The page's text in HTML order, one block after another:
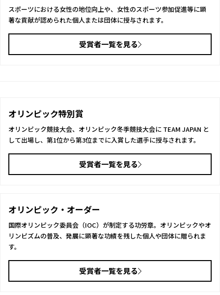
スポーツにおける女性の地位向上や、女性のスポーツ参加促進等に顕
著な貢献が認められた個人または団体に授与されます。
受賞者一覧を見る
オリンピック特別賞
オリンピック競技大会、オリンピック冬季競技大会に TEAM JAPAN と
して出場し、第1位から第3位までに入賞した選手に授与されます。
受賞者一覧を見る
オリンピック・オーダー
国際オリンピック委員会（IOC）が制定する功労章。オリンピックやオ
リンピズムの普及、発展に顕著な功績を残した個人や団体に贈られま
す。
受賞者一覧を見る